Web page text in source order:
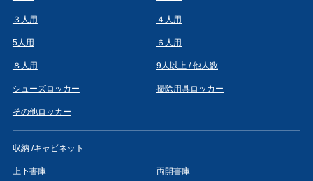
３人用 ４人用
5人用 ６人用
８人用 9人以上 / 他人数
シューズロッカー 掃除用具ロッカー
その他ロッカー
収納 /キャビネット
上下書庫 両開書庫